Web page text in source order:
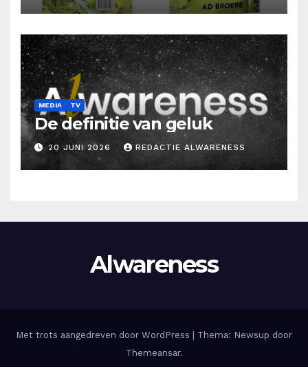
MEDIA TV
De definitie van geluk
20 JUNI 2026 REDACTIE ALWARENESS
Alwareness
Met trots aangedreven door WordPress
Thema: Newsup door
Themeansar.